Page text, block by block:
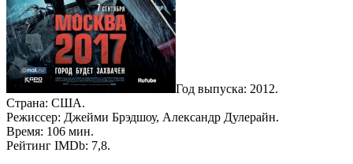
Год выпуска: 2012.
Страна: США.
Режиссер: Джейми Брэдшоу, Александр Дулерайн.
Время: 106 мин.
Рейтинг IMDb: 7,8.